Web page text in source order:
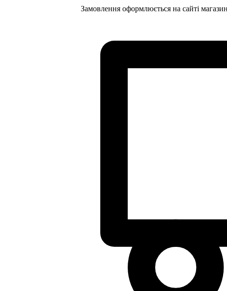
Замовлення оформлюється на сайті